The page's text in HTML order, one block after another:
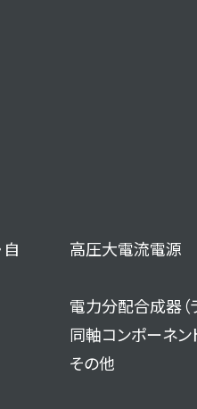
高圧大電流電源
電力分配合成器（
同軸コンポーネン
その他